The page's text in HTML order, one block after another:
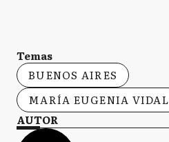
Temas
BUENOS AIRES
MARÍA EUGENIA VIDAL
AUTOR